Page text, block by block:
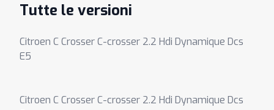
Tutte le versioni
Citroen C Crosser C-crosser 2.2 Hdi Dynamique Dcs
E5
Citroen C Crosser C-crosser 2.2 Hdi Dynamique Dcs